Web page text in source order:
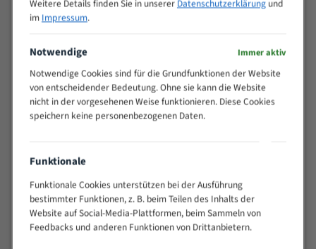
15 - 40
8/12
25 - 50
50 - 120
80 - 180
3/4
130 -
350
2/3
200 -
> 500
0,75/1,25
Vorteile:
Weitere Details finden Sie in unserer Datenschutzerklärungund
im Impressum.
Notwendige Immer aktiv
Notwendige Cookies sind für die Grundfunktionen der Website
von entscheidender Bedeutung. Ohne sie kann die Website
nicht in der vorgesehenen Weise funktionieren. Diese Cookies
speichern keine personenbezogenen Daten.
Funktionale
Funktionale Cookies unterstützen bei der Ausführung
bestimmter Funktionen, z. B. beim Teilen des Inhalts der
Website auf Social-Media-Plattformen, beim Sammeln von
Feedbacks und anderen Funktionen von Drittanbietern.